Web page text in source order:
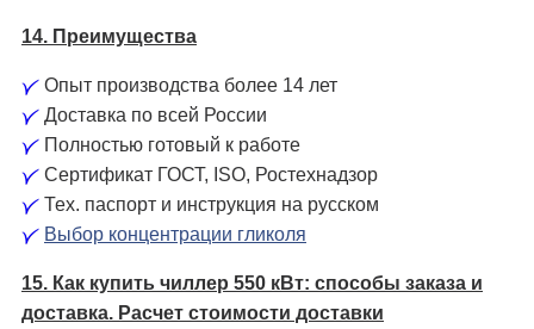
14. Преимущества
Опыт производства более 14 лет
Доставка по всей России
Полностью готовый к работе
Сертификат ГОСТ, ISO, Ростехнадзор
Тех. паспорт и инструкция на русском
Выбор концентрации гликоля
15. Как купить чиллер 550 кВт: способы заказа и
доставка. Расчет стоимости доставки